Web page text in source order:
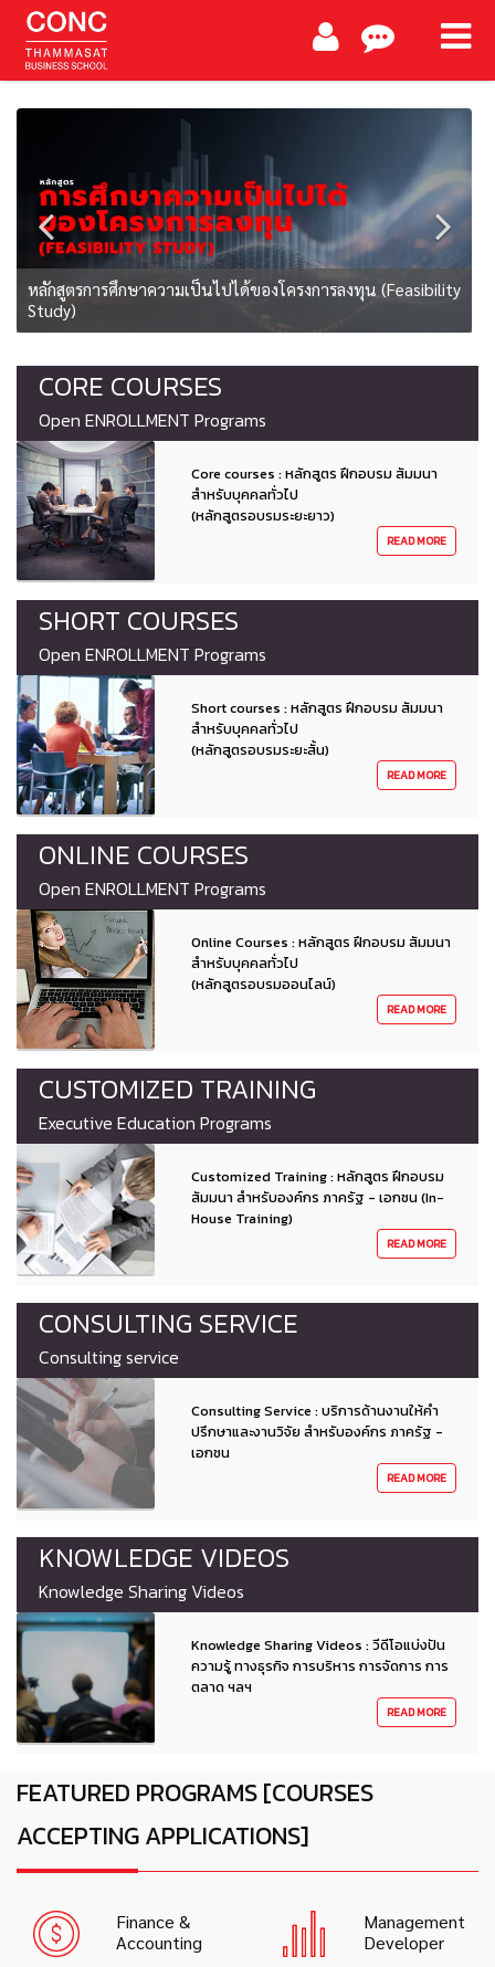
หลักสูตรการศึกษาความเป็นไปได้ของโครงการลงทุน (Feasibility
Study)
CORE COURSES
Open ENROLLMENT Programs
Core courses : หลักสูตร ฝึกอบรม สัมมนา
สำหรับบุคคลทั่วไป
(หลักสูตรอบรมระยะยาว)
READ MORE
SHORT COURSES
Open ENROLLMENT Programs
Short courses : หลักสูตร ฝึกอบรม สัมมนา
สำหรับบุคคลทั่วไป
(หลักสูตรอบรมระยะสั้น)
READ MORE
ONLINE COURSES
Open ENROLLMENT Programs
Online Courses : หลักสูตร ฝึกอบรม สัมมนา
สำหรับบุคคลทั่วไป
(หลักสูตรอบรมออนไลน์)
READ MORE
CUSTOMIZED TRAINING
Executive Education Programs
Customized Training : หลักสูตร ฝึกอบรม
สัมมนา สำหรับองค์กร ภาครัฐ - เอกชน (In-
House Training)
READ MORE
CONSULTING SERVICE
Consulting service
Consulting Service : บริการด้านงานให้คำ
ปรึกษาและงานวิจัย สำหรับองค์กร ภาครัฐ -
เอกชน
READ MORE
KNOWLEDGE VIDEOS
Knowledge Sharing Videos
Knowledge Sharing Videos : วีดีโอแบ่งปัน
ความรู้ ทางธุรกิจ การบริหาร การจัดการ การ
ตลาด ฯลฯ
READ MORE
FEATURED PROGRAMS [COURSES
ACCEPTING APPLICATIONS]
Finance &
Accounting
Management
Developer